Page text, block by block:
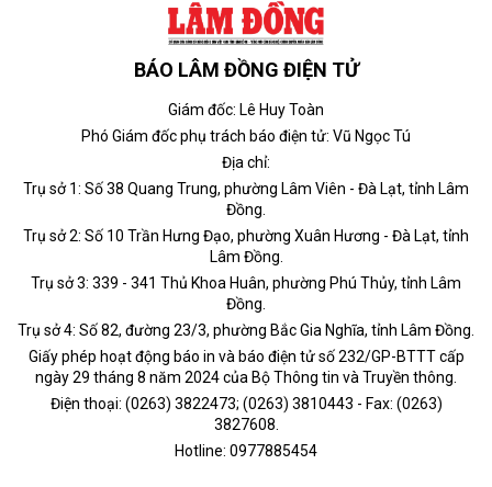
BÁO LÂM ĐỒNG ĐIỆN TỬ
Giám đốc: Lê Huy Toàn
Phó Giám đốc phụ trách báo điện tử: Vũ Ngọc Tú
Địa chỉ:
Trụ sở 1: Số 38 Quang Trung, phường Lâm Viên - Đà Lạt, tỉnh Lâm
Đồng.
Trụ sở 2: Số 10 Trần Hưng Đạo, phường Xuân Hương - Đà Lạt, tỉnh
Lâm Đồng.
Trụ sở 3: 339 - 341 Thủ Khoa Huân, phường Phú Thủy, tỉnh Lâm
Đồng.
Trụ sở 4: Số 82, đường 23/3, phường Bắc Gia Nghĩa, tỉnh Lâm Đồng.
Giấy phép hoạt động báo in và báo điện tử số 232/GP-BTTT cấp
ngày 29 tháng 8 năm 2024 của Bộ Thông tin và Truyền thông.
Điện thoại: (0263) 3822473; (0263) 3810443 - Fax: (0263)
3827608.
Hotline: 0977885454